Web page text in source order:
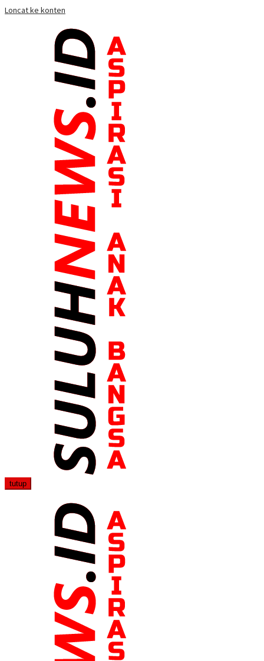
Loncat ke konten
tutup